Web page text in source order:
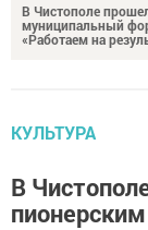
В Чистополе
муниципальный
«Работаем на
КУЛЬТУРА
В